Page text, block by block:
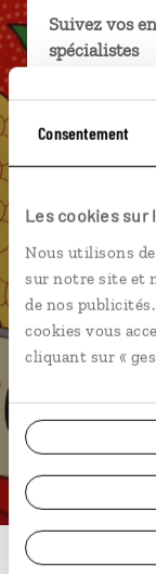
Consentement
Les cookies sur
Nous utilisons
sur notre site et
de nos
cookies vous
cliquant sur «
Suivez vos
spécialistes
Ils
près de
Échangez
téléphone.
Vous
pendant
Construisez